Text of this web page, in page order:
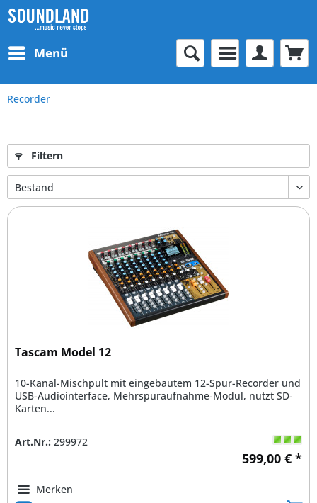
Menü
Recorder
Filtern
Tascam Model 12
10-Kanal-Mischpult mit eingebautem 12-Spur-Recorder und
USB-Audiointerface, Mehrspuraufnahme-Modul, nutzt SD-
Karten...
Art.Nr.: 299972
599,00 € *
Merken